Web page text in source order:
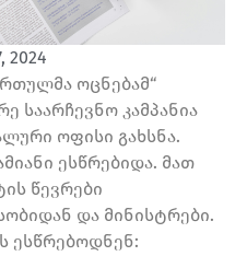
2024
ოცნებამ“
საარჩევნო კამპანია
ოფისი გახსნა.
ესწრებიდა. მათ
წევრები
და მინისტრები.
ესწრებოდნენ: